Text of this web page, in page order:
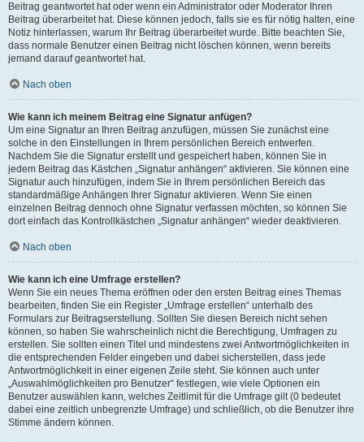
Beitrag geantwortet hat oder wenn ein Administrator oder Moderator Ihren
Beitrag überarbeitet hat. Diese können jedoch, falls sie es für nötig halten, eine
Notiz hinterlassen, warum Ihr Beitrag überarbeitet wurde. Bitte beachten Sie,
dass normale Benutzer einen Beitrag nicht löschen können, wenn bereits
jemand darauf geantwortet hat.
Nach oben
Wie kann ich meinem Beitrag eine Signatur anfügen?
Um eine Signatur an Ihren Beitrag anzufügen, müssen Sie zunächst eine
solche in den Einstellungen in Ihrem persönlichen Bereich entwerfen.
Nachdem Sie die Signatur erstellt und gespeichert haben, können Sie in
jedem Beitrag das Kästchen „Signatur anhängen“ aktivieren. Sie können eine
Signatur auch hinzufügen, indem Sie in Ihrem persönlichen Bereich das
standardmäßige Anhängen Ihrer Signatur aktivieren. Wenn Sie einen
einzelnen Beitrag dennoch ohne Signatur verfassen möchten, so können Sie
dort einfach das Kontrollkästchen „Signatur anhängen“ wieder deaktivieren.
Nach oben
Wie kann ich eine Umfrage erstellen?
Wenn Sie ein neues Thema eröffnen oder den ersten Beitrag eines Themas
bearbeiten, finden Sie ein Register „Umfrage erstellen“ unterhalb des
Formulars zur Beitragserstellung. Sollten Sie diesen Bereich nicht sehen
können, so haben Sie wahrscheinlich nicht die Berechtigung, Umfragen zu
erstellen. Sie sollten einen Titel und mindestens zwei Antwortmöglichkeiten in
die entsprechenden Felder eingeben und dabei sicherstellen, dass jede
Antwortmöglichkeit in einer eigenen Zeile steht. Sie können auch unter
„Auswahlmöglichkeiten pro Benutzer“ festlegen, wie viele Optionen ein
Benutzer auswählen kann, welches Zeitlimit für die Umfrage gilt (0 bedeutet
dabei eine zeitlich unbegrenzte Umfrage) und schließlich, ob die Benutzer ihre
Stimme ändern können.